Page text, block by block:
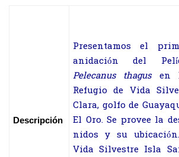
Descripción
Presentamos el
anidación del
Pelecanus thagusen
Refugio de Vida
Clara, golfo de
El Oro. Se provee la
nidos y su
Vida Silvestre Isla